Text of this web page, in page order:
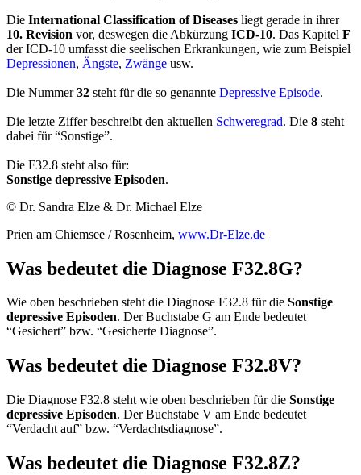
Die International Classification of Diseases liegt gerade in ihrer
10. Revision vor, deswegen die Abkürzung ICD-10. Das Kapitel F
der ICD-10 umfasst die seelischen Erkrankungen, wie zum Beispiel
Depressionen, Ängste, Zwänge usw.
Die Nummer32 steht für die so genannte Depressive Episode.
Die letzte Ziffer beschreibt den aktuellen Schweregrad. Die 8 steht
dabei für “Sonstige”.
Die F32.8 steht also für:
Sonstige depressive Episoden.
© Dr. Sandra Elze & Dr. Michael Elze
Prien am Chiemsee / Rosenheim, www.Dr-Elze.de
Was bedeutet die Diagnose F32.8G?
Wie oben beschrieben steht die Diagnose F32.8 für die Sonstige
depressive Episoden. Der Buchstabe G am Ende bedeutet
“Gesichert” bzw. “Gesicherte Diagnose”.
Was bedeutet die Diagnose F32.8V?
Die Diagnose F32.8 steht wie oben beschrieben für die Sonstige
depressive Episoden. Der Buchstabe V am Ende bedeutet
“Verdacht auf” bzw. “Verdachtsdiagnose”.
Was bedeutet die Diagnose F32.8Z?